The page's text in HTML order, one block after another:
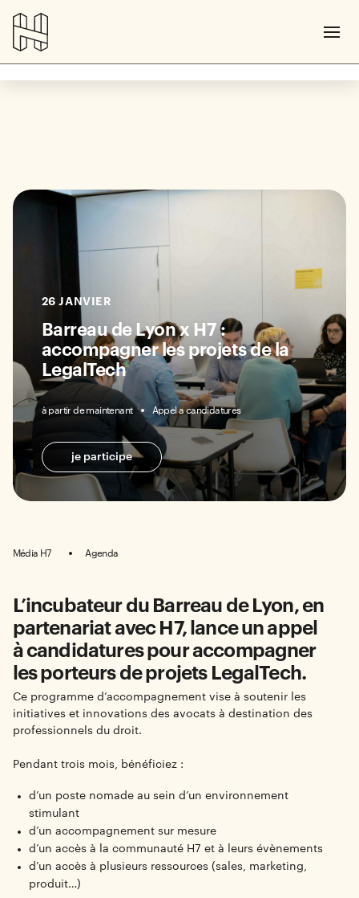
26 JANVIER
Barreau de Lyon x H7 :
accompagner les projets de la
LegalTech
à partir de maintenant Appel a candidatures
je participe
Média H7 Agenda
L’incubateur du Barreau de Lyon, en
partenariat avec H7, lance un appel
à candidatures pour accompagner
les porteurs de projets LegalTech.
Ce programme d’accompagnement vise à soutenir les
initiatives et innovations des avocats à destination des
professionnels du droit.
Pendant trois mois, bénéficiez :
d’un poste nomade au sein d’un environnement
stimulant
d’un accompagnement sur mesure
d’un accès à la communauté H7 et à leurs évènements
d’un accès à plusieurs ressources (sales, marketing,
produit…)